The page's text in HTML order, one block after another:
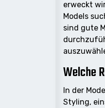
erweckt
Models
sind gute
Welche
In der
Styling,